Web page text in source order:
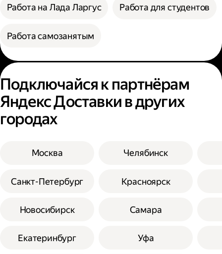
Работа на Лада Ларгус Работа для студентов
Работа самозанятым
Подключайся к партнёрам
Яндекс Доставки в других
городах
Москва
Санкт-Петербург
Новосибирск
Екатеринбург
Челябинск
Красноярск
Самара
Уфа